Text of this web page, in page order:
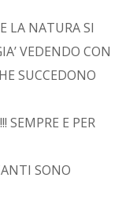
LA NATURA SI
VEDENDO CON
SUCCEDONO
SEMPRE E PER
SONO